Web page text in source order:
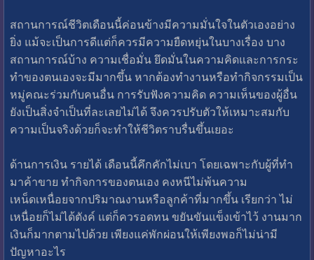
สถานการณ์ชีวิตเดือนนี้ค่อนข้างมีความมั่นใจในตัวเองอย่าง
ยิ่ง แม้จะเป็นการดีแต่ก็ควรมีความยืดหยุ่นในบางเรื่อง บาง
สถานการณ์บ้าง ความเชื่อมั่น ยึดมั่นในความคิดและการกระ
ทำของตนเองจะมีมากขึ้น หากต้องทำงานหรือทำกิจกรรมเป็น
หมู่คณะร่วมกับคนอื่น การรับฟังความคิด ความเห็นของผู้อื่น
ยังเป็นสิ่งจำเป็นที่ละเลยไม่ได้ จึงควรปรับตัวให้เหมาะสมกับ
ความเป็นจริงด้วยก็จะทำให้ชีวิตราบรื่นขึ้นเยอะ
ด้านการเงิน รายได้ เดือนนี้คึกคักไม่เบา โดยเฉพาะกับผู้ที่ทำ
มาค้าขาย ทำกิจการของตนเอง คงหนีไม่พ้นความ
เหน็ดเหนื่อยจากปริมาณงานหรือลูกค้าที่มากขึ้น เรียกว่า ไม่
เหนื่อยก็ไม่ได้ตังค์ แต่ก็ควรอดทน ขยันขันแข็งเข้าไว้ งานมาก
เงินก็มากตามไปด้วย เพียงแค่พักผ่อนให้เพียงพอก็ไม่น่ามี
ปัญหาอะไร